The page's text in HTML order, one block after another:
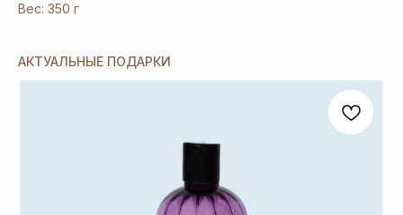
Вес: 350 г
АКТУАЛЬНЫЕ ПОДАРКИ